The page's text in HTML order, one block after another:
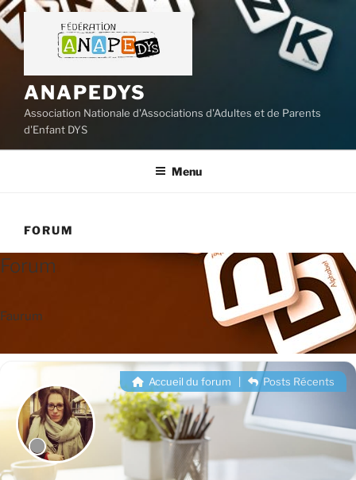
Aller
au
contenu
ANAPEDYS
Association Nationale d'Associations d'Adultes et de Parents
d'Enfant DYS
Menu
FORUM
Forum
Faurum
Accueil du forum Posts Récents